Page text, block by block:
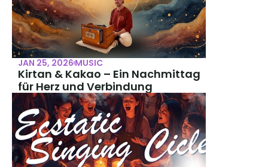
JAN 25, 2026 MUSIC
Kirtan & Kakao – Ein Nachmittag
für Herz und Verbindung